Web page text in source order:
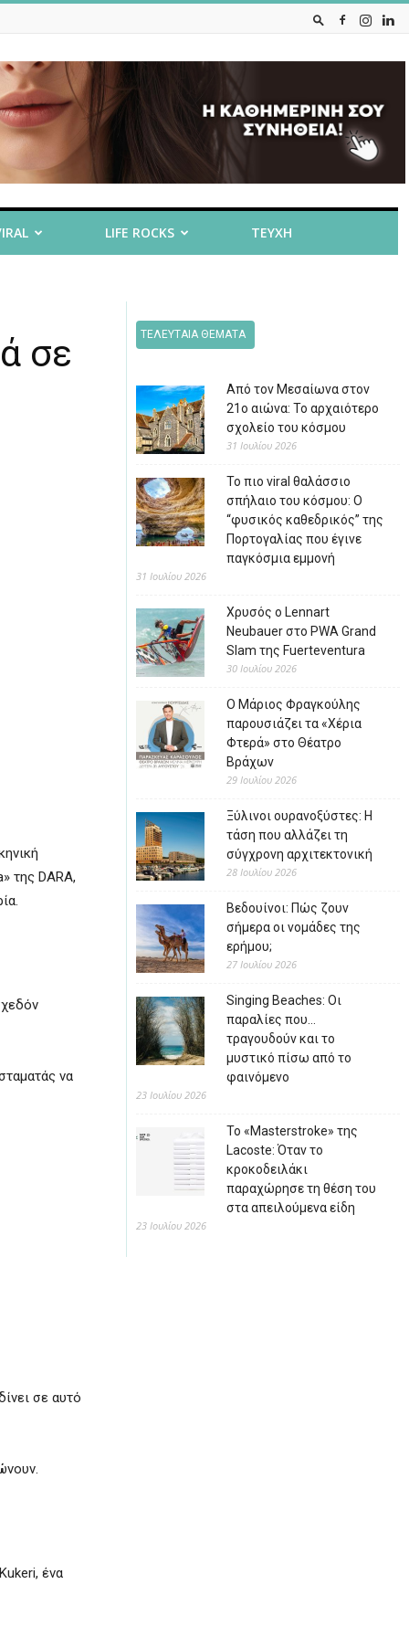
LIFE ROCKS ΤΕΥΧΗ
σε
της DARA,
να
σε αυτό
ένα
ΤΕΛΕΥΤΑΙΑ ΘΕΜΑΤΑ
Από τον Μεσαίωνα στον
21ο αιώνα: Το αρχαιότερο
σχολείο του κόσμου
31 Ιουλίου 2026
Το πιο viral θαλάσσιο
σπήλαιο του κόσμου: Ο
“φυσικός καθεδρικός” της
Πορτογαλίας που έγινε
παγκόσμια εμμονή
31 Ιουλίου 2026
Χρυσός ο Lennart
Neubauer στο PWA Grand
Slam της Fuerteventura
30 Ιουλίου 2026
Ο Μάριος Φραγκούλης
παρουσιάζει τα «Χέρια
Φτερά» στο Θέατρο
Βράχων
29 Ιουλίου 2026
Ξύλινοι ουρανοξύστες: Η
τάση που αλλάζει τη
σύγχρονη αρχιτεκτονική
28 Ιουλίου 2026
Βεδουίνοι: Πώς ζουν
σήμερα οι νομάδες της
ερήμου;
27 Ιουλίου 2026
Singing Beaches: Οι
παραλίες που…
τραγουδούν και το
μυστικό πίσω από το
φαινόμενο
23 Ιουλίου 2026
Το «Masterstroke» της
Lacoste: Όταν το
κροκοδειλάκι
παραχώρησε τη θέση του
στα απειλούμενα είδη
23 Ιουλίου 2026